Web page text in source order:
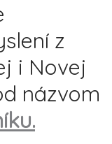
z
i Novej
názvom